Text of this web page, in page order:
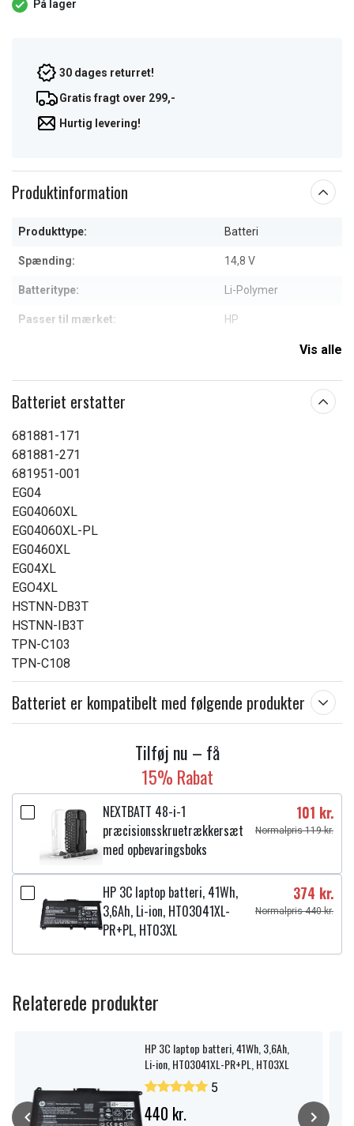
På lager
30 dages returret!
Gratis fragt over 299,-
Hurtig levering!
Produktinformation
Produkttype: Batteri
Spænding: 14,8 V
Batteritype: Li-Polymer
Passer til mærket: HP
Vis alle
Batteriet erstatter
681881-171
681881-271
681951-001
EG04
EG04060XL
EG04060XL-PL
EG0460XL
EG04XL
EGO4XL
HSTNN-DB3T
HSTNN-IB3T
TPN-C103
TPN-C108
Batteriet er kompatibelt med følgende produkter
Tilføj nu – få
15% Rabat
NEXTBATT 48-i-1
præcisionsskruetrækkersæt
med opbevaringsboks
101 kr.
Normalpris 119 kr.
HP 3C laptop batteri, 41Wh,
3,6Ah, Li-ion, HT03041XL-
PR+PL, HT03XL
374 kr.
Normalpris 440 kr.
Relaterede produkter
HP 3C laptop batteri, 41Wh, 3,6Ah,
Li-ion, HT03041XL-PR+PL, HT03XL
5
440 kr.